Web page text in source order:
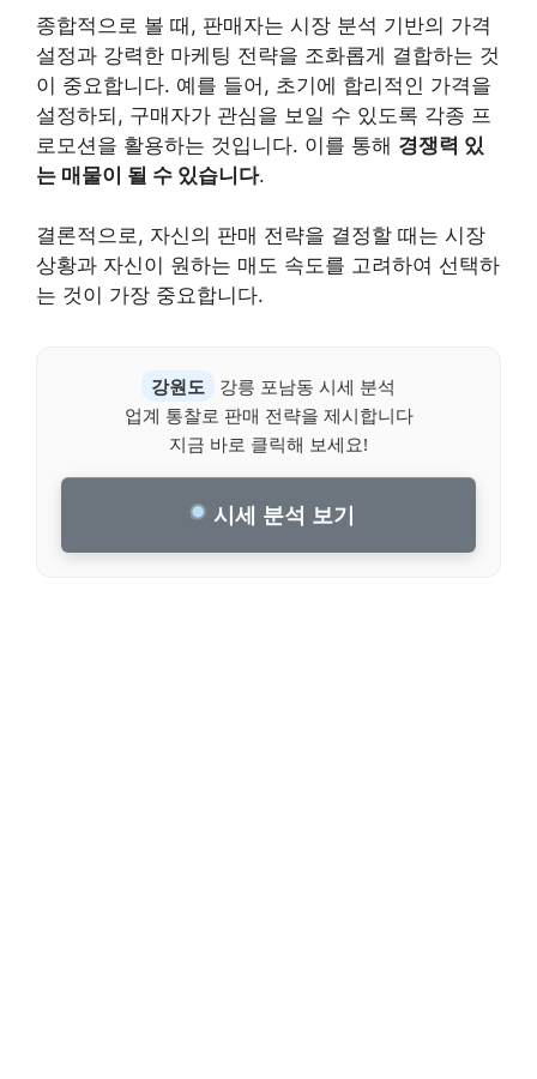
종합적으로 볼 때, 판매자는 시장 분석 기반의 가격
설정과 강력한 마케팅 전략을 조화롭게 결합하는 것
이 중요합니다. 예를 들어, 초기에 합리적인 가격을
설정하되, 구매자가 관심을 보일 수 있도록 각종 프
로모션을 활용하는 것입니다. 이를 통해 경쟁력 있
는 매물이 될 수 있습니다.
결론적으로, 자신의 판매 전략을 결정할 때는 시장
상황과 자신이 원하는 매도 속도를 고려하여 선택하
는 것이 가장 중요합니다.
강원도
강릉 포남동 시세 분석
업계 통찰로 판매 전략을 제시합니다
지금 바로 클릭해 보세요!
시세 분석 보기